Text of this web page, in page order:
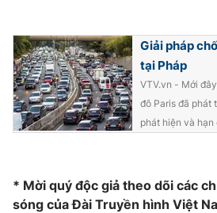
Giải sao mai
Sao
Làm đẹp
Chất lượng cuộc sống
Tuyển sinh
Học trực tuyến
Công nghệ
Hitech Công nghệ tương lai
Tư vấn
Giao lưu trực tuyến
Giải pháp
tại Pháp
VTV.vn - Mới
đô Paris đã phát
phát hiện và
* Mời quý độc giả theo dõi các
sóng của Đài Truyền hình Việt